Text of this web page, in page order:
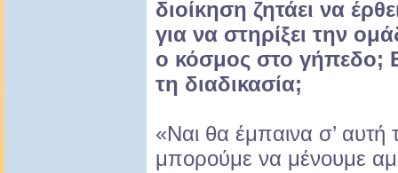
διοίκηση ζητάει να
για να στηρίξει την
ο κόσμος στο γήπεδο;
τη διαδικασία;
«Ναι θα έμπαινα σ’ αυτή
μπορούμε να μένουμε